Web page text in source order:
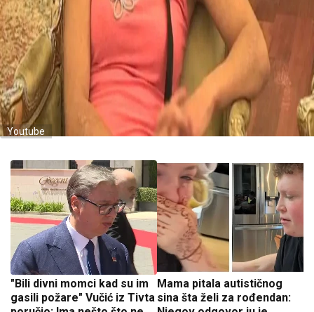
Youtube
"Bili divni momci kad su im
gasili požare" Vučić iz Tivta
Mama pitala autističnog
sina šta želi za rođendan: